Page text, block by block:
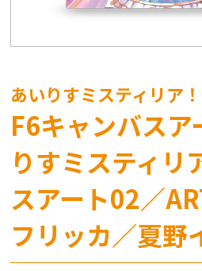
あいりすミスティリア
F6キャンバス
りすミスティリ
スアート02／
フリッカ／夏野